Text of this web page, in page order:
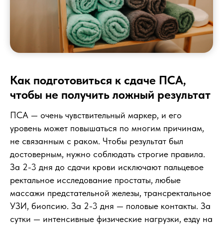
Как подготовиться к сдаче ПСА,
чтобы не получить ложный результат
ПСА — очень чувствительный маркер, и его
уровень может повышаться по многим причинам,
не связанным с раком. Чтобы результат был
достоверным, нужно соблюдать строгие правила.
За 2-3 дня до сдачи крови исключают пальцевое
ректальное исследование простаты, любые
массажи предстательной железы, трансректальное
УЗИ, биопсию. За 2-3 дня — половые контакты. За
сутки — интенсивные физические нагрузки, езду на